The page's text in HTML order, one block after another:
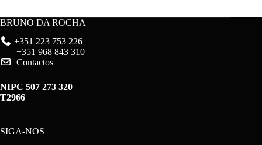
BRUNO DA ROCHA
+351 223 753 226
+351 968 843 310
Contactos
NIPC 507 273 320
T2966
SIGA-NOS